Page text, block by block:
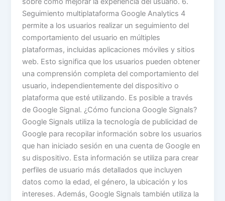
Seguimiento multiplataforma Google Analytics 4
permite a los usuarios realizar un seguimiento del
comportamiento del usuario en múltiples
plataformas, incluidas aplicaciones móviles y sitios
web. Esto significa que los usuarios pueden obtener
una comprensión completa del comportamiento del
usuario, independientemente del dispositivo o
plataforma que esté utilizando. Es posible a través
de Google Signal. ¿Cómo funciona Google Signals?
Google Signals utiliza la tecnología de publicidad de
Google para recopilar información sobre los usuarios
que han iniciado sesión en una cuenta de Google en
su dispositivo. Esta información se utiliza para crear
perfiles de usuario más detallados que incluyen
datos como la edad, el género, la ubicación y los
intereses. Además, Google Signals también utiliza la